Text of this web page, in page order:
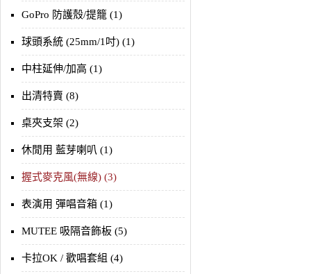
GoPro 防護殼/提籠 (1)
球頭系統 (25mm/1吋) (1)
中柱延伸/加高 (1)
出清特賣 (8)
桌夾支架 (2)
休閒用 藍芽喇叭 (1)
握式麥克風(無線) (3)
表演用 彈唱音箱 (1)
MUTEE 吸隔音飾板 (5)
卡拉OK / 歡唱套組 (4)